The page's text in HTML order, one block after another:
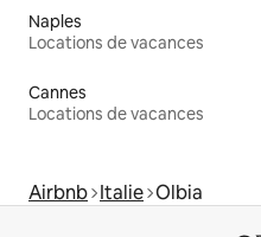
Naples
Locations de vacances
Cannes
Locations de vacances
Airbnb Italie Olbia